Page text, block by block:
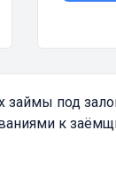
под
к